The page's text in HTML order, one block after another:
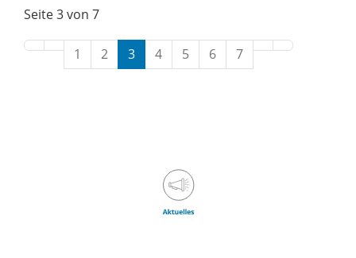
Seite 3 von 7
1 2 3 4 5 6 7